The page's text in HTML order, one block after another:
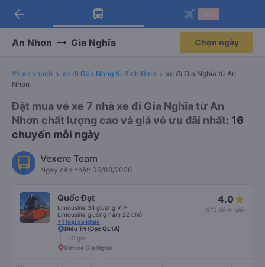
Tải app Vexere ngay!
Nhận ưu đãi thành viên độc
Mở app
Tải app Vexere
-30k/ghế khi đặt vé máy bay qua
Mở app
arrow_back
An Nhơn Gia Nghĩa Chọn ngày
Vé xe khách xe đi Đăk Nông từ Bình Định
xe đi Gia Nghĩa từ An
Nhơn
Đặt mua vé xe 7 nhà xe đi Gia Nghĩa từ An
Nhơn chất lượng cao và giá vé ưu đãi nhất: 16
chuyến mỗi ngày
Vexere Team
Ngày cập nhật: 06/08/2026
Quốc Đạt
Limousine 34 giường VIP
Limousine giường nằm 22 chỗ
+1 loại xe khác
4.0
(672 đánh giá)
Diêu Trì (Dọc QL1A)
10 giờ
Bến xe Gia Nghĩa